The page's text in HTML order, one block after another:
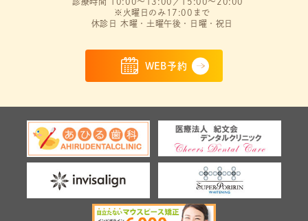
※火曜日のみ17:00まで
休診日 木曜・土曜午後・日曜・祝日
WEB予約